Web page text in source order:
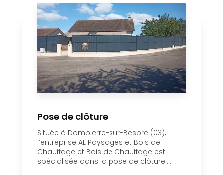
Pose de clôture
Située à Dompierre-sur-Besbre (03),
l’entreprise AL Paysages et Bois de
Chauffage et Bois de Chauffage est
spécialisée dans la pose de clôture....
En savoir plus
Pose de clôture
Située à Dompierre-sur-Besbre (03),
l’entreprise AL Paysages et Bois de